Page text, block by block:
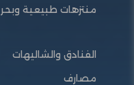
منتزهات طبيعية
الفنادق والشاليهات
مصارف